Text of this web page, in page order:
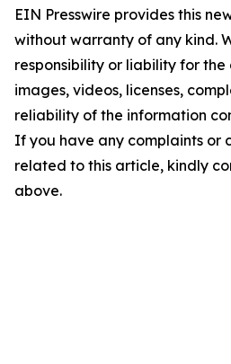
EIN Presswire provides this
without warranty of any kind.
responsibility or liability for
images, videos, licenses,
reliability of the information
If you have any complaints or
related to this article, kindly
above.